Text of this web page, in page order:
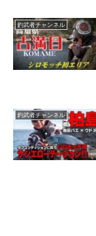
釣武者チャンネル
釣武者チャンネル